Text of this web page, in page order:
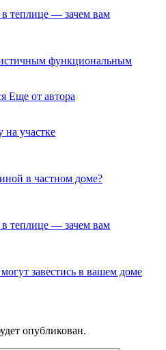
в теплице — зачем вам
функциональным
Еще от автора
на участке
в частном доме?
в теплице — зачем вам
завестись в вашем доме
опубликован.